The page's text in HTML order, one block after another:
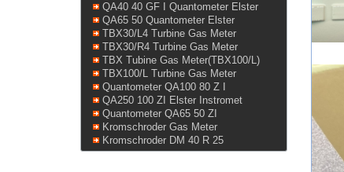
QA40 40 GF I Quantometer Elster
QA65 50 Quantometer Elster
TBX30/L4 Turbine Gas Meter
TBX30/R4 Turbine Gas Meter
TBX Tubine Gas Meter(TBX100/L)
TBX100/L Turbine Gas Meter
Quantometer QA100 80 Z I
QA250 100 ZI Elster Instromet
Quantometer QA65 50 ZI
Kromschroder Gas Meter
Kromschroder DM 40 R 25